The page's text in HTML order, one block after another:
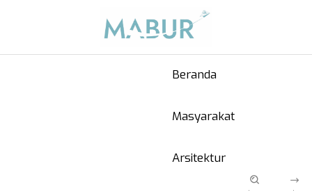
Beranda
Masyarakat
Arsitektur